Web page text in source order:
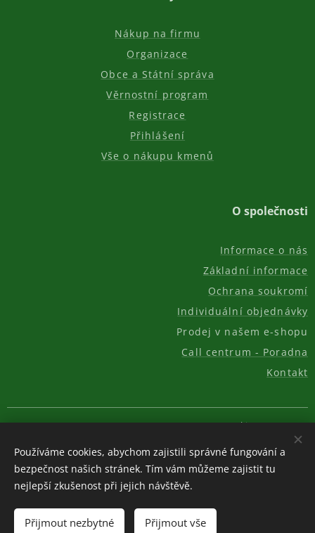
Do košíku
Nákup na firmu
Organizace
Obce a Státní správa
Věrnostní program
Registrace
Přihlášení
Vše o nákupu kmenů
O společnosti
Informace o nás
Základní informace
Ochrana soukromí
Individuální objednávky
Prodej v našem e-shopu
Call centrum - Poradna
Kontakt
© 2011-2026, AKC REAL GROUP s.r.o. Cookies
Měna
CZK Kč
EUR € USD $
Používáme cookies, abychom zajistili správné fungování a
bezpečnost našich stránek. Tím vám můžeme zajistit tu
nejlepší zkušenost při jejich návštěvě.
Přijmout nezbytné Přijmout vše